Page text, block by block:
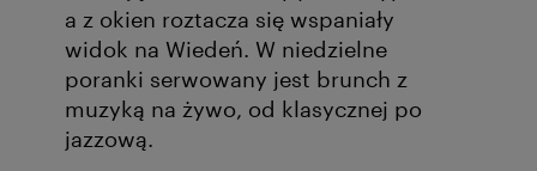
a z okien roztacza się wspaniały
widok na Wiedeń. W niedzielne
poranki serwowany jest brunch z
muzyką na żywo, od klasycznej po
jazzową.